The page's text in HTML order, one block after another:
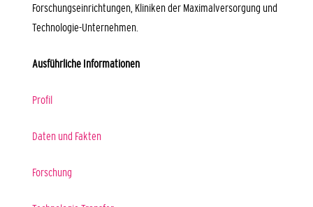
Forschungseinrichtungen, Kliniken der Maximalversorgung und
Technologie-Unternehmen.
Ausführliche Informationen
Profil
Daten und Fakten
Forschung